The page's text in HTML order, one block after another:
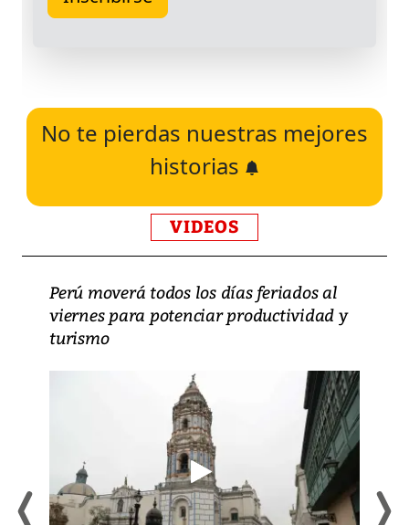
No te pierdas nuestras mejores
historias
VIDEOS
Perú moverá todos los días feriados al
viernes para potenciar productividad y
turismo